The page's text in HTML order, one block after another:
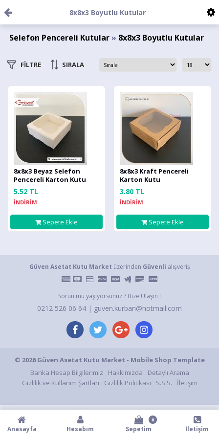
8x8x3 Boyutlu Kutular
Selefon Pencereli Kutular» 8x8x3 Boyutlu Kutular
FİLTRE SIRALA
8x8x3 Beyaz Selefon
Pencereli Karton Kutu
5.52 TL
İNDİRİM
Sepete Ekle
8x8x3 Kraft Pencereli
Karton Kutu
3.80 TL
İNDİRİM
Sepete Ekle
Güven Asetat Kutu Market üzerinden Güvenli alışveriş
Sorun mu yaşıyorsunuz ? Bize Ulaşın !
0212 526 06 64 | guven.kurban@hotmail.com
© 2026 Güven Asetat Kutu Market - Mobile Shop Template
Banka Hesap Bilgilerimiz
Hakkımızda
Detaylı Arama
Gizlilik ve Kullanım Şartları
Gizlilik Politikası S.S.S. İletişim
Anasayfa Hesabım Sepetim
0
İletişim